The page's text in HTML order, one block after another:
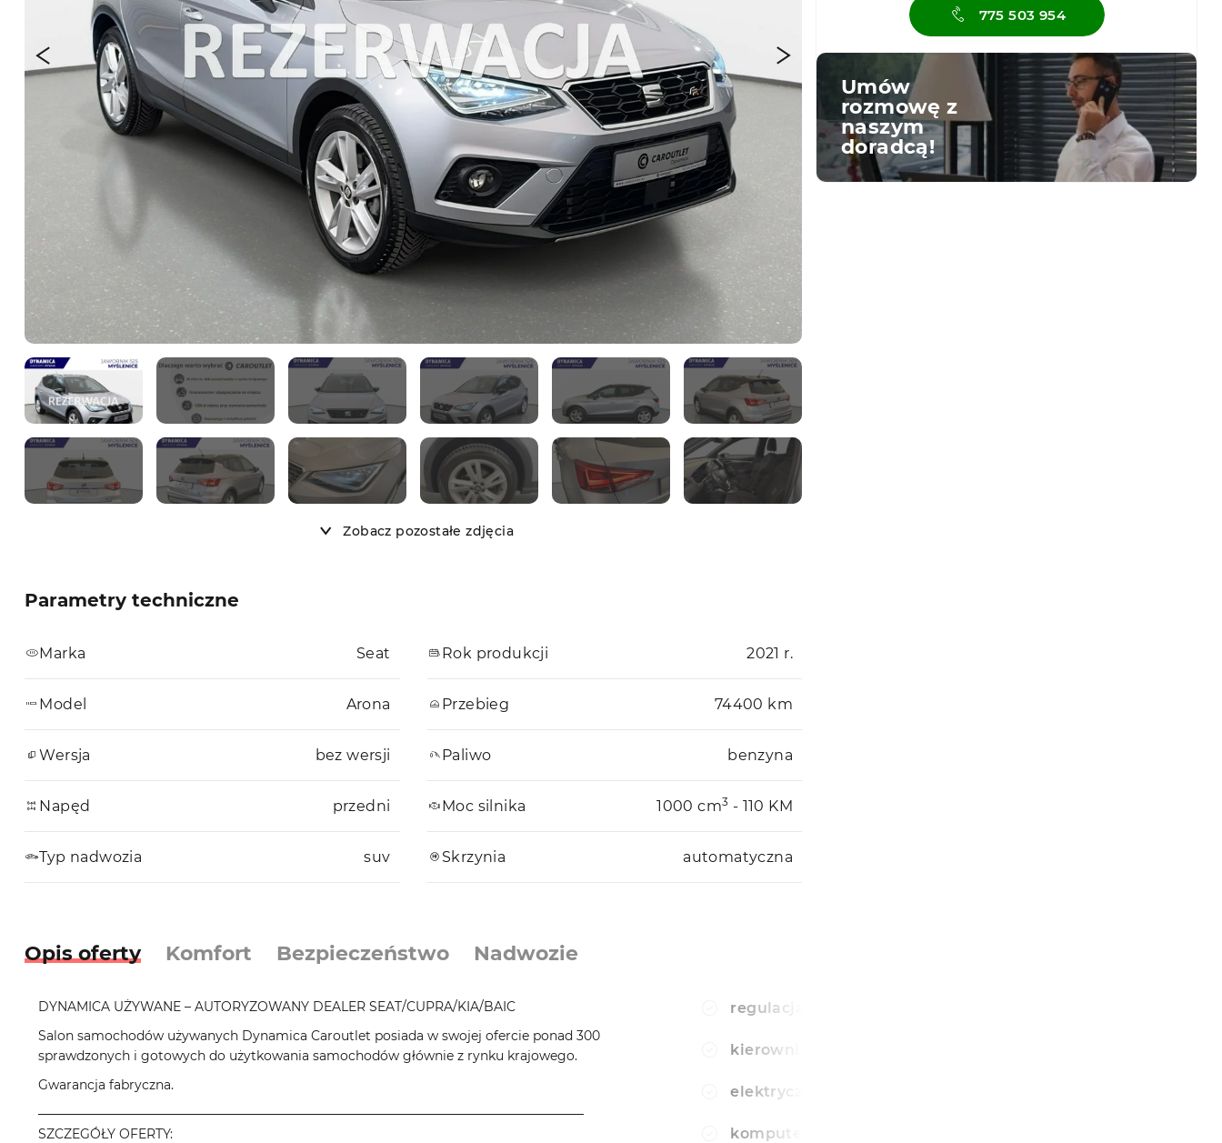
Zobacz pozostałe zdjęcia
Parametry techniczne
Marka Seat
Model Arona
Wersja bez wersji
Napęd przedni
Typ nadwozia suv
Rok produkcji 2021 r.
Przebieg 74400 km
Paliwo benzyna
Moc silnika 1000 cm3 - 110 KM
Skrzynia automatyczna
Opis oferty Komfort Bezpieczeństwo Nadwozie
DYNAMICA UŻYWANE – AUTORYZOWANY DEALER SEAT/CUPRA/KIA/BAIC
Salon samochodów używanych Dynamica Caroutlet posiada w swojej ofercie ponad 300
sprawdzonych i gotowych do użytkowania samochodów głównie z rynku krajowego.
Gwarancja fabryczna.
────────────────────────────────────────────────────────────
SZCZEGÓŁY OFERTY:
regulacja wysokosci fotela
kierownica wielofunkcyjna
elektryczne szyby tylne
komputer pokladowy
775 503 954
Umów
rozmowę z
naszym
doradcą!